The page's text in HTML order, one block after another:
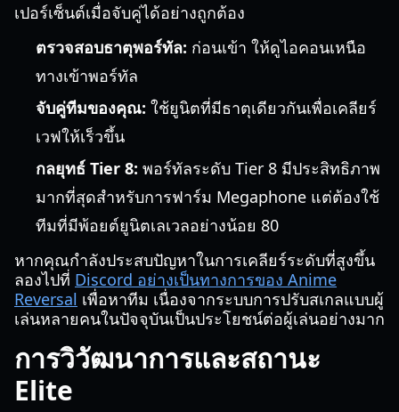
เปอร์เซ็นต์เมื่อจับคู่ได้อย่างถูกต้อง
ตรวจสอบธาตุพอร์ทัล: ก่อนเข้า ให้ดูไอคอนเหนือ
ทางเข้าพอร์ทัล
จับคู่ทีมของคุณ: ใช้ยูนิตที่มีธาตุเดียวกันเพื่อเคลียร์
เวฟให้เร็วขึ้น
กลยุทธ์ Tier 8: พอร์ทัลระดับ Tier 8 มีประสิทธิภาพ
มากที่สุดสำหรับการฟาร์ม Megaphone แต่ต้องใช้
ทีมที่มีพ้อยต์ยูนิตเลเวลอย่างน้อย 80
หากคุณกำลังประสบปัญหาในการเคลียร์ระดับที่สูงขึ้น
ลองไปที่ Discord อย่างเป็นทางการของ Anime
Reversal เพื่อหาทีม เนื่องจากระบบการปรับสเกลแบบผู้
เล่นหลายคนในปัจจุบันเป็นประโยชน์ต่อผู้เล่นอย่างมาก
การวิวัฒนาการและสถานะ
Elite